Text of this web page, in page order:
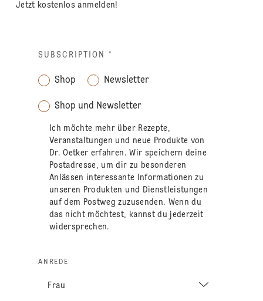
Jetzt kostenlos anmelden!
SUBSCRIPTION *
Shop Newsletter
Shop und Newsletter
Ich möchte mehr über Rezepte,
Veranstaltungen und neue Produkte von
Dr. Oetker erfahren. Wir speichern deine
Postadresse, um dir zu besonderen
Anlässen interessante Informationen zu
unseren Produkten und Dienstleistungen
auf dem Postweg zuzusenden. Wenn du
das nicht möchtest, kannst du jederzeit
widersprechen.
ANREDE